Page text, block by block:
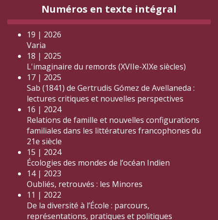
Numéros en texte intégral
19 | 2026
Varia
18 | 2025
L'imaginaire du remords (XVIIe-XIXe siècles)
17 | 2025
Sab (1841) de Gertrudis Gómez de Avellaneda :
lectures critiques et nouvelles perspectives
16 | 2024
Relations de famille et nouvelles configurations
familiales dans les littératures francophones du
21e siècle
15 | 2024
Écologies des mondes de l’océan Indien
14 | 2023
Oubliés, retrouvés : les Minores
11 | 2022
De la diversité à l’École : parcours,
représentations, pratiques et politiques